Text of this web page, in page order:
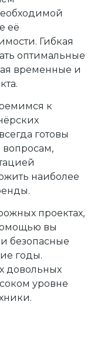
её
Гибкая
оптимальные
временные и
к
готовы
вопросам,
наиболее
проектах,
вы
безопасные
годы.
довольных
уровне